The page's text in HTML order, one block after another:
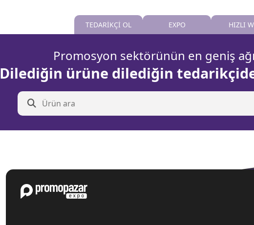
TEDARİKÇİ OL EXPO HIZLI
Promosyon sektörünün en geniş
Dilediğin ürüne dilediğin